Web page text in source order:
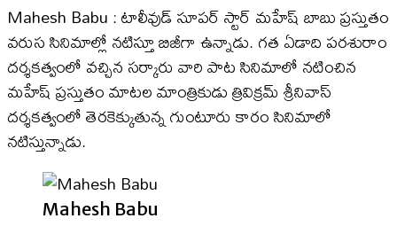
Mahesh Babu : టాలీవుడ్ సూపర్ స్టార్ మహేష్ బాబు ప్రస్తుతం
వరుస సినిమాల్లో నటిస్తూ బిజీగా ఉన్నాడు. గత ఏడాది పర‌శురాం
దర్శకత్వంలో వచ్చిన సర్కారు వారి పాట సినిమాలో నటించిన
మహేష్ ప్రస్తుతం మాటల మాంత్రికుడు త్రివిక్రమ్ శ్రీనివాస్
ద‌ర్శ‌క‌త్వంలో తెర‌కెక్కుతున్న గుంటూరు కారం సినిమాలో
నటిస్తున్నాడు.
Mahesh Babu